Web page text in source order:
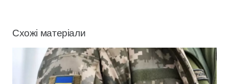
Схожі матеріали